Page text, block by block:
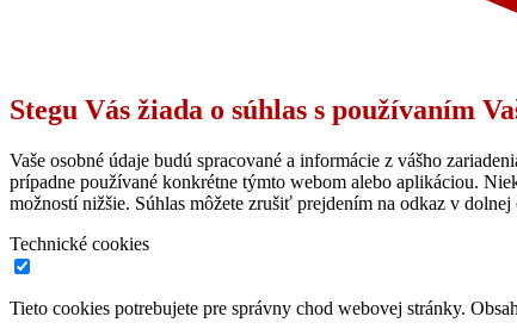
Stegu Vás žiada o súhlas s používaním
Vaše osobné údaje budú spracované a informácie z vášho
prípadne používané konkrétne týmto webom alebo aplikáciou.
možností nižšie. Súhlas môžete zrušiť prejdením na odkaz v
Technické cookies
Tieto cookies potrebujete pre správny chod webovej stránky.